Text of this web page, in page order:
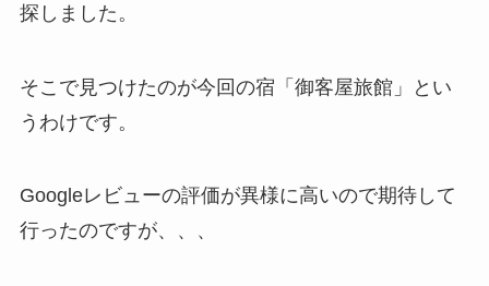
探しました。
そこで見つけたのが今回の宿「御客屋旅館」とい
うわけです。
Googleレビューの評価が異様に高いので期待して
行ったのですが、、、